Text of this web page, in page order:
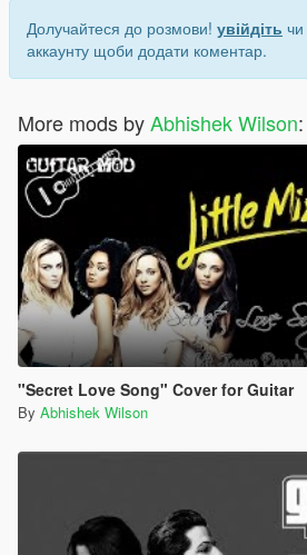
Долучайтеся до розмови! увійдіть чи
аккаунту щоби додати коментар.
More mods byAbhishek Wilson:
"Secret Love Song" Cover for Guitar
By Abhishek Wilson